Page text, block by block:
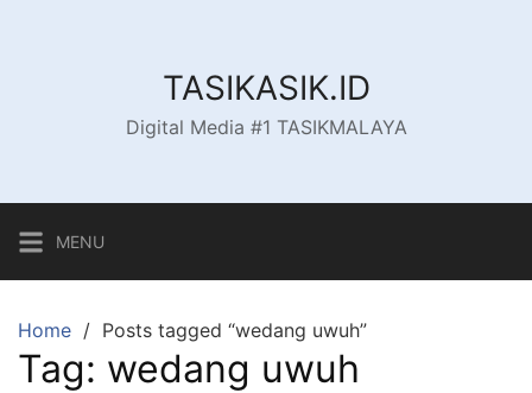
TASIKASIK.ID
Digital Media #1 TASIKMALAYA
MENU
Home Posts tagged “wedang uwuh”
Tag: wedang uwuh